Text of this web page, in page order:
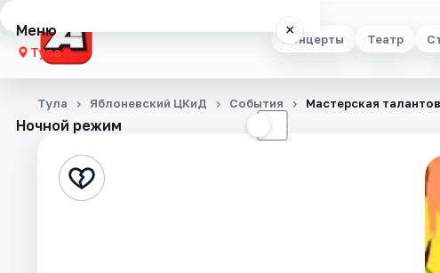
Концерты Театр
Меню ×
Тула
Концерты
Стендап
Ночной режим ☾
Тула Яблоневский ЦКиД События Мастерская